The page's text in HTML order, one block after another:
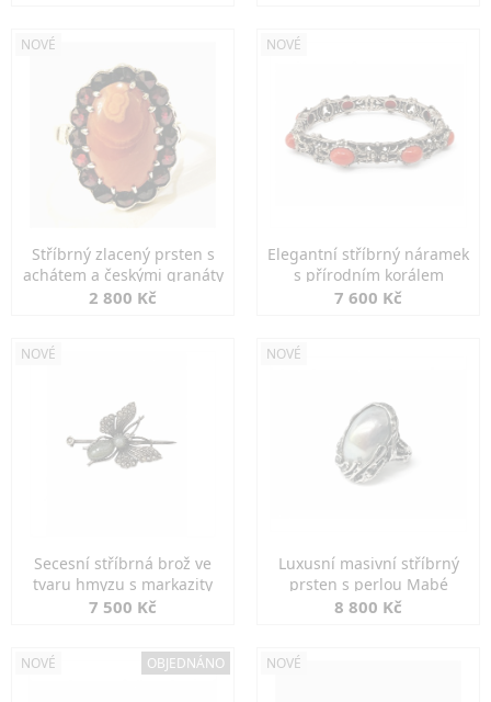
NOVÉ
Stříbrný zlacený prsten s
achátem a českými granáty
2 800 Kč
NOVÉ
Elegantní stříbrný náramek
s přírodním korálem
7 600 Kč
NOVÉ
Secesní stříbrná brož ve
tvaru hmyzu s markazity
7 500 Kč
NOVÉ
Luxusní masivní stříbrný
prsten s perlou Mabé
8 800 Kč
NOVÉ OBJEDNÁNO NOVÉ